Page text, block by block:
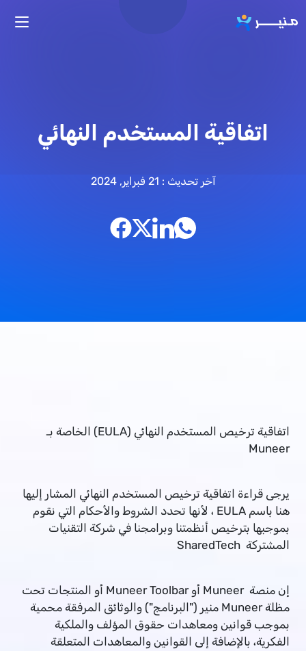
اتفاقية المستخدم النهائي
آخر تحديث : 21 فبراير, 2024
اتفاقية ترخيص المستخدم النهائي (EULA) الخاصة بـ
Muneer
يرجى قراءة اتفاقية ترخيص المستخدم النهائي المشار إليها
هنا باسم EULA ، لأنها تحدد الشروط والأحكام التي نقوم
بموجبها بترخيص أنظمتنا وبرامجنا في شركة التقنيات
المشتركة SharedTech
إن منصة Muneer أو Muneer Toolbar أو المنتجات تحت
مظلة Muneer منير ("البرنامج") والوثائق المرفقة محمية
بموجب قوانين ومعاهدات حقوق المؤلف والملكية
الفكرية، بالإضافة إلى القوانين والمعاهدات المتعلقة